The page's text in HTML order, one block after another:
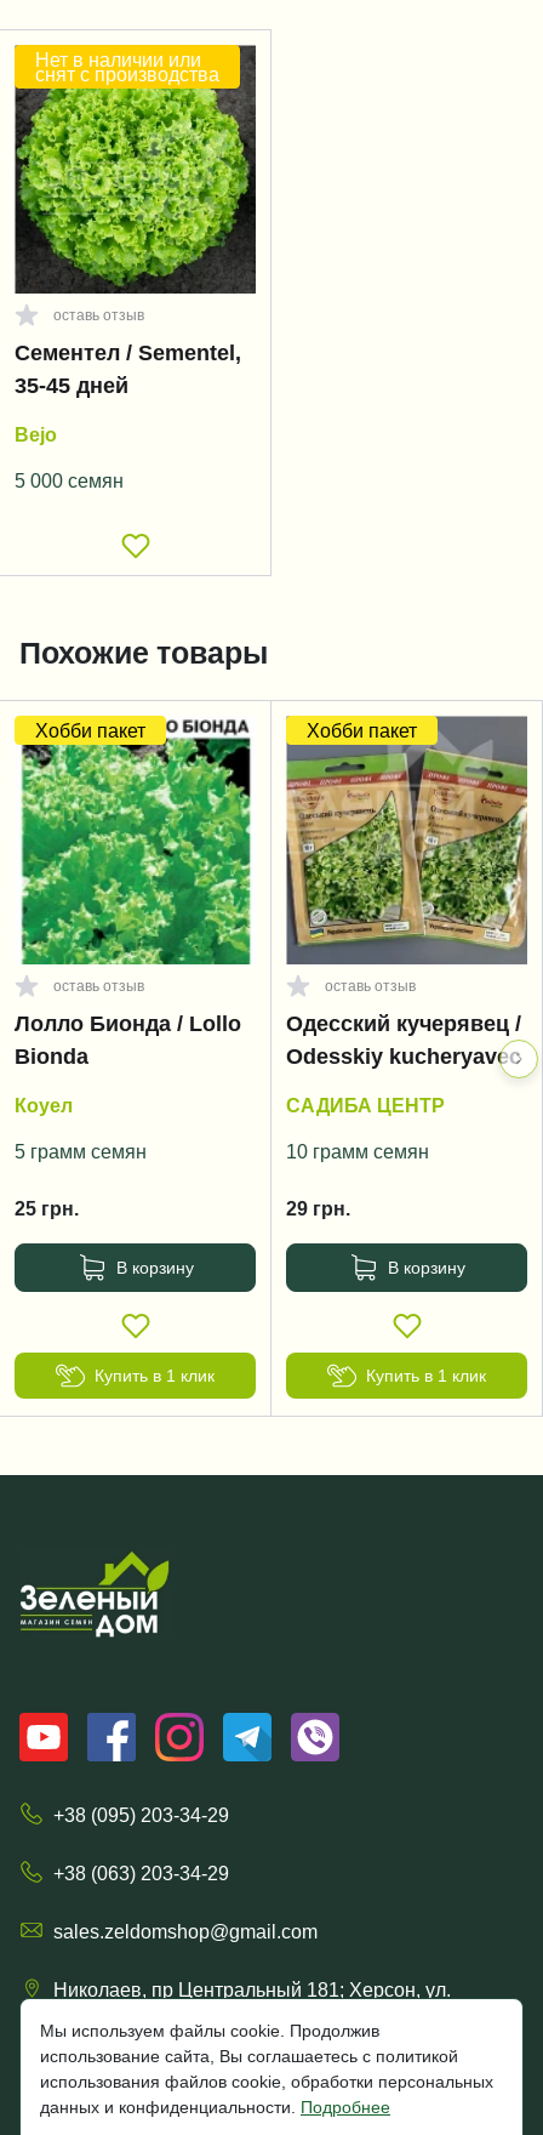
Нет в наличии или
снят с производства
оставь отзыв
Сементел / Sementel,
35-45 дней
Bejo
5 000 семян
Похожие товары
Хобби пакет
оставь отзыв
Лолло Бионда / Lollo
Bionda
Коуел
5 грамм семян
25 грн.
В корзину
Купить в 1 клик
Хобби пакет
оставь отзыв
Одесский кучерявец /
Odesskiy kucheryavec
САДИБА ЦЕНТР
10 грамм семян
29 грн.
В корзину
Купить в 1 клик
+38 (095) 203-34-29
+38 (063) 203-34-29
sales.zeldomshop@gmail.com
Николаев, пр Центральный 181; Херсон, ул.
4.7★★★★★
★★★★★
Мы используем файлы cookie. Продолжив
использование сайта, Вы соглашаетесь с политикой
использования файлов cookie, обработки персональных
данных и конфиденциальности.
Подробнее